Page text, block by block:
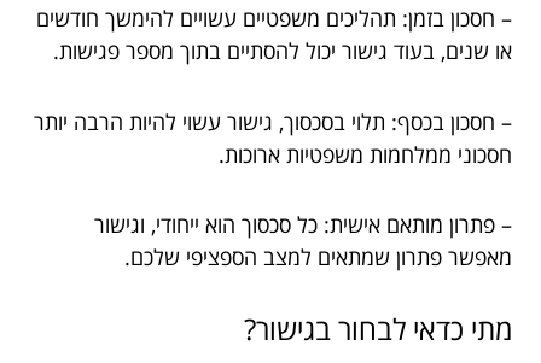
– חסכון בזמן: תהליכים משפטיים עשויים להימשך חודשים
או שנים, בעוד גישור יכול להסתיים בתוך מספר פגישות.
– חסכון בכסף: תלוי בסכסוך, גישור עשוי להיות הרבה יותר
חסכוני ממלחמות משפטיות ארוכות.
– פתרון מותאם אישית: כל סכסוך הוא ייחודי, וגישור
מאפשר פתרון שמתאים למצב הספציפי שלכם.
מתי כדאי לבחור בגישור?